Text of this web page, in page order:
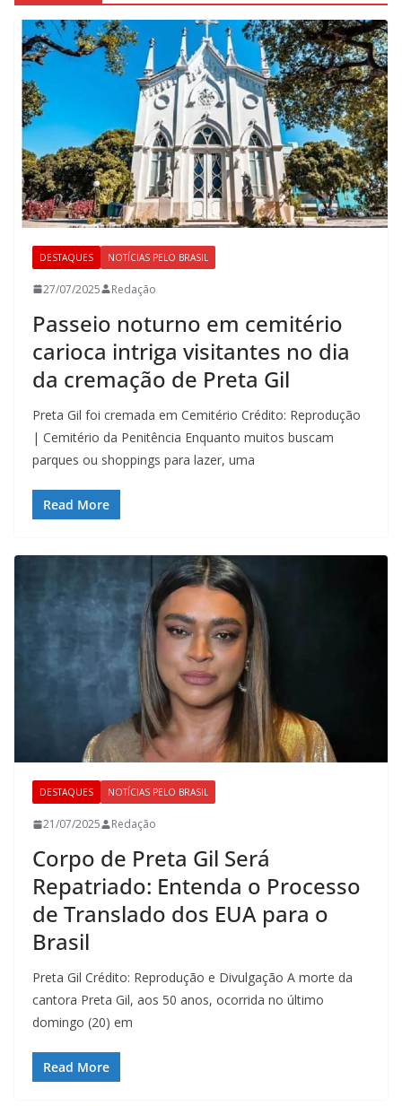
DESTAQUES NOTÍCIAS PELO BRASIL
27/07/2025 Redação
Passeio noturno em cemitério
carioca intriga visitantes no dia
da cremação de Preta Gil
Preta Gil foi cremada em Cemitério Crédito: Reprodução
| Cemitério da Penitência Enquanto muitos buscam
parques ou shoppings para lazer, uma
Read More
DESTAQUES NOTÍCIAS PELO BRASIL
21/07/2025 Redação
Corpo de Preta Gil Será
Repatriado: Entenda o Processo
de Translado dos EUA para o
Brasil
Preta Gil Crédito: Reprodução e Divulgação A morte da
cantora Preta Gil, aos 50 anos, ocorrida no último
domingo (20) em
Read More